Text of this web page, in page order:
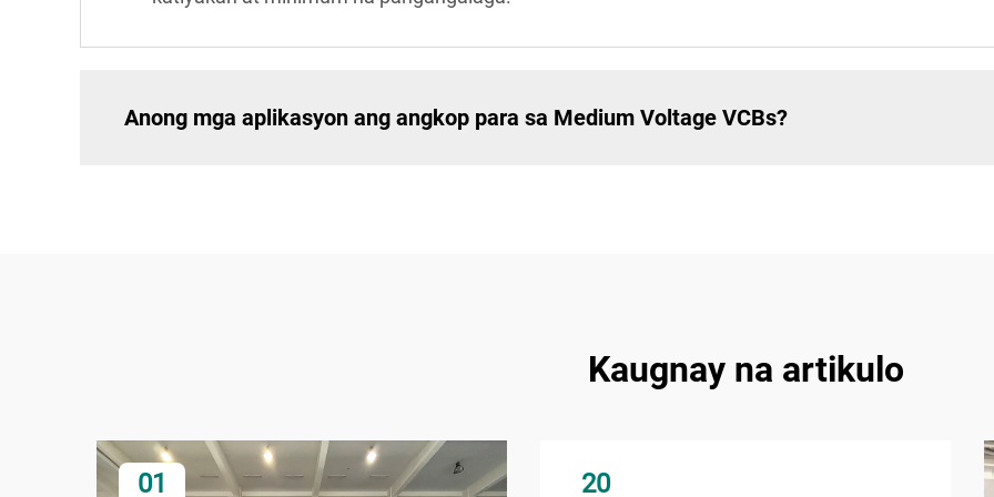
Anong mga aplikasyon ang angkop para sa Medium Voltage VCBs?
Kaugnay na artikulo
01 20